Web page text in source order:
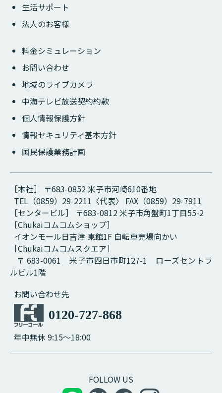
生活サポート
法人のお客様
料金シミュレーション
お問い合わせ
地域のライブカメラ
中海テレビ放送契約約款
個人情報保護方針
情報セキュリティ基本方針
国民保護業務計画
［本社］ 〒683-0852 米子市河崎610番地
TEL（0859）29-2211〈代表〉 FAX（0859）29-7911
［センタービル］ 〒683-0812 米子市角盤町1丁目55-2
［Chukaiコムコムショップ］
イオンモール日吉津 東館1F 自転車売場向かい
［Chukaiコムコムスクエア］
〒 683-0061 米子市四日市町127-1 ローズセントラ
ルビル1階
お問い合わせ先
0120-727-868
年中無休 9:15～18:00
FOLLOW US